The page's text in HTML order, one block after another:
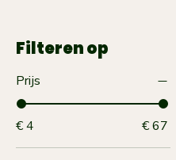
Filteren op
Prijs
€ 4 € 67